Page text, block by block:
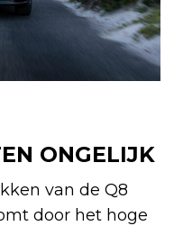
ONGELIJK
van de Q8
door het hoge